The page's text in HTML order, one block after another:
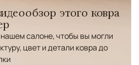
этого ковра
салоне, чтобы вы могли
цвет и детали ковра до